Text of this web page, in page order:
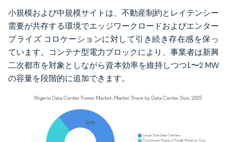
小規模および中規模サイトは、不動産制約とレイテンシー
需要が共存する環境でエッジワークロードおよびエンター
プライズ コロケーションに対して引き続き存在感を保っ
ています。コンテナ型電力ブロックにより、事業者は新興
二次都市を対象としながら資本効率を維持しつつ1〜2 MW
の容量を段階的に追加できます。